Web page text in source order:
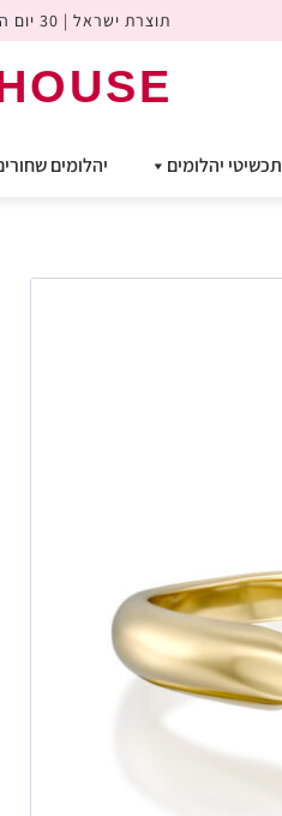
תוצרת ישראל | 30 יום החזר כספי | משלוח חינם
תכשיטי יהלומים יהלומים